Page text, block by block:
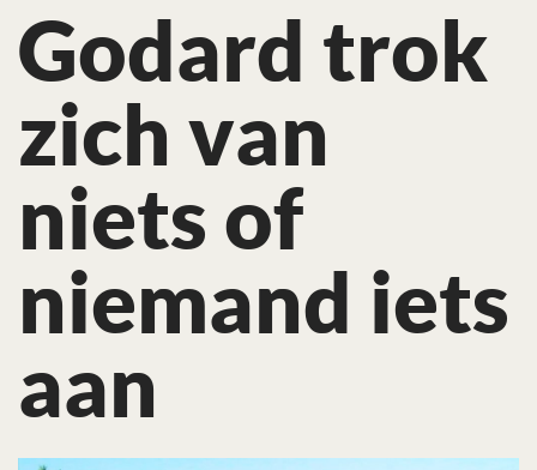
Godard trok
zich van
niets of
niemand iets
aan